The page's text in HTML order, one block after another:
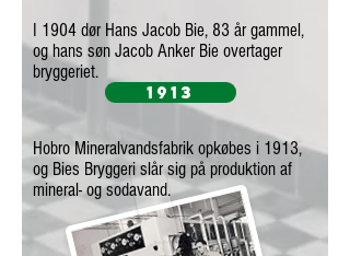
I 1904 dør Hans Jacob Bie, 83 år gammel,
og hans søn Jacob Anker Bie overtager
bryggeriet.
1913
Hobro Mineralvandsfabrik opkøbes i 1913,
og Bies Bryggeri slår sig på produktion af
mineral- og sodavand.